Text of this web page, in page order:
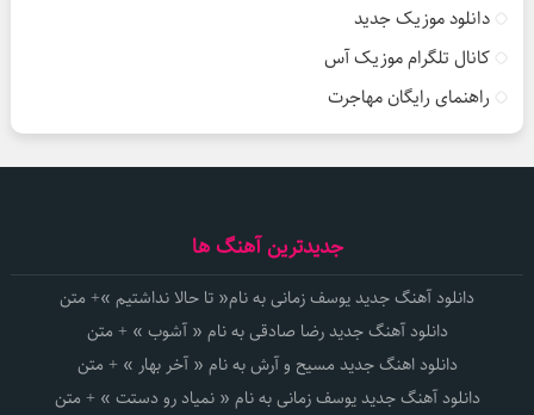
دانلود موزیک جدید
کانال تلگرام موزیک آس
راهنمای رایگان مهاجرت
جدیدترین آهنگ ها
دانلود آهنگ جدید یوسف زمانی به نام« تا حالا نداشتیم »+ متن
دانلود آهنگ جدید رضا صادقی به نام « آشوب » + متن
دانلود اهنگ جدید مسیح و آرش به نام « آخر بهار » + متن
دانلود آهنگ جدید یوسف زمانی به نام « نمیاد رو دستت » + متن